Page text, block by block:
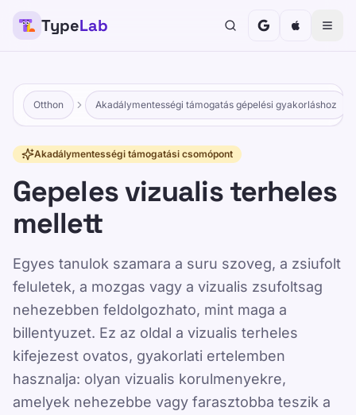
TypeLab
Otthon Akadálymentességi támogatás gépelési gyakorláshoz
Akadálymentességi támogatási csomópont
Gepeles vizualis terheles
mellett
Egyes tanulok szamara a suru szoveg, a zsiufolt
feluletek, a mozgas vagy a vizualis zsufoltsag
nehezebben feldolgozhato, mint maga a
billentyuzet. Ez az oldal a vizualis terheles
kifejezest ovatos, gyakorlati ertelemben
hasznalja: olyan vizualis korulmenyekre,
amelyek nehezebbe vagy farasztobba teszik a